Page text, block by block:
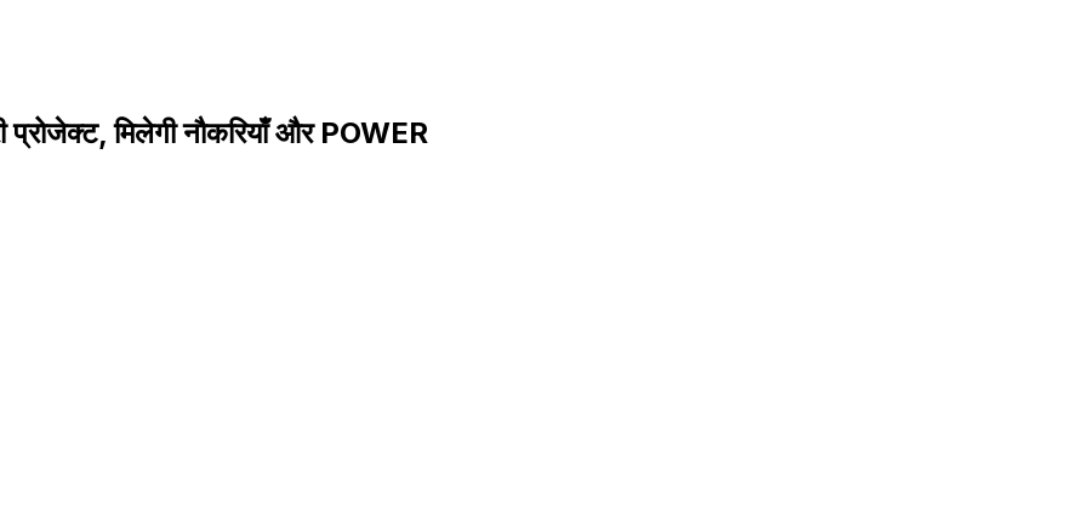
प्रोजेक्ट, मिलेगी नौकरियाँ और POWER